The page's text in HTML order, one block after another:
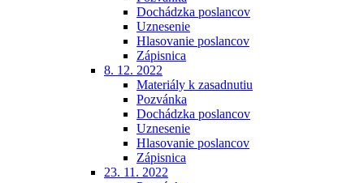
Dochádzka poslancov
Uznesenie
Hlasovanie poslancov
Zápisnica
8. 12. 2022
Materiály k zasadnutiu
Pozvánka
Dochádzka poslancov
Uznesenie
Hlasovanie poslancov
Zápisnica
23. 11. 2022